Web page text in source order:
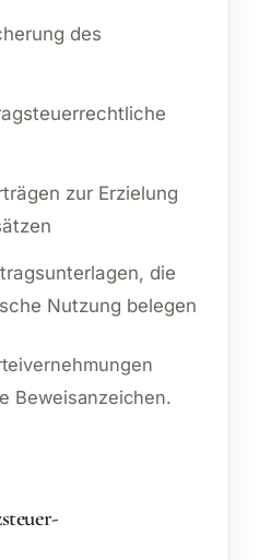
des
zur Erzielung
die
Nutzung belegen
Beweisanzeichen.